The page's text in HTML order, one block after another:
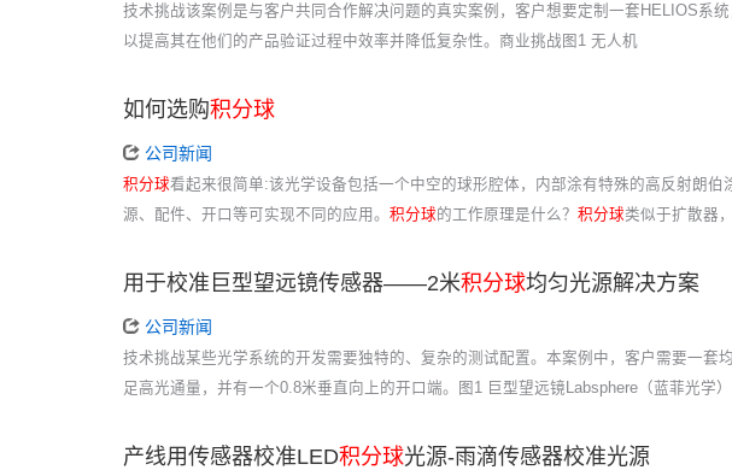
技术挑战该案例是与客户共同合作解决问题的真实案例，客户想要定制一套HELIOS系
以提高其在他们的产品验证过程中效率并降低复杂性。商业挑战图1 无人机
如何选购积分球
公司新闻
积分球看起来很简单:该光学设备包括一个中空的球形腔体，内部涂有特殊的高反射朗伯
源、配件、开口等可实现不同的应用。 积分球的工作原理是什么？ 积分球类似于扩散器
用于校准巨型望远镜传感器——2米积分球均匀光源解决方案
公司新闻
技术挑战某些光学系统的开发需要独特的、复杂的测试配置。本案例中，客户需要一套
足高光通量，并有一个0.8米垂直向上的开口端。图1 巨型望远镜Labsphere（蓝菲光学
产线用传感器校准LED积分球光源-雨滴传感器校准光源